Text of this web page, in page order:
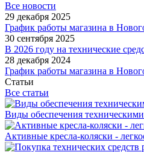
Все новости
29 декабря 2025
График работы магазина в
30 сентября 2025
В 2026 году на технические
28 декабря 2024
График работы магазина в
Статьи
Все статьи
Виды обеспечения
Активные кресла-коляски -